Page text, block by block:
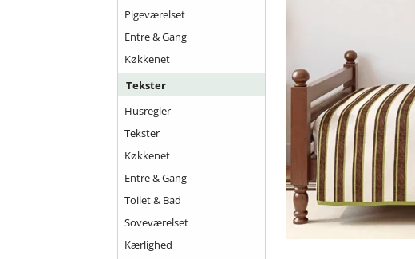
Pigeværelset
Entre & Gang
Køkkenet
Tekster
Husregler
Tekster
Køkkenet
Entre & Gang
Toilet & Bad
Soveværelset
Kærlighed